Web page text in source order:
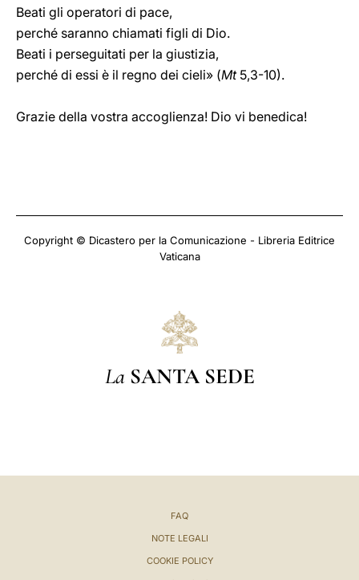
Beati gli operatori di pace,
perché saranno chiamati figli di Dio.
Beati i perseguitati per la giustizia,
perché di essi è il regno dei cieli» (Mt5,3-10).
Grazie della vostra accoglienza! Dio vi benedica!
Copyright © Dicastero per la Comunicazione - Libreria Editrice
Vaticana
La SANTA SEDE
FAQ
NOTE LEGALI
COOKIE POLICY